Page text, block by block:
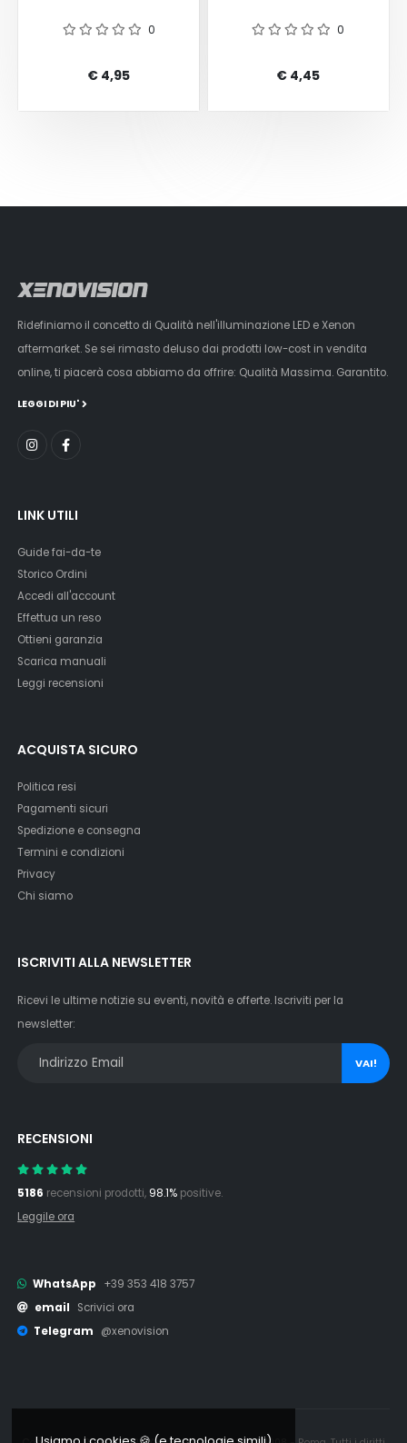
0
€ 4,95
0
€ 4,45
Ridefiniamo il concetto di Qualità nell'illuminazione LED e Xenon
aftermarket. Se sei rimasto deluso dai prodotti low-cost in vendita
online, ti piacerà cosa abbiamo da offrire: Qualità Massima. Garantito.
LEGGI DI PIU'
LINK UTILI
Guide fai-da-te
Storico Ordini
Accedi all'account
Effettua un reso
Ottieni garanzia
Scarica manuali
Leggi recensioni
ACQUISTA SICURO
Politica resi
Pagamenti sicuri
Spedizione e consegna
Termini e condizioni
Privacy
Chi siamo
ISCRIVITI ALLA NEWSLETTER
Ricevi le ultime notizie su eventi, novità e offerte. Iscriviti per la
newsletter:
VAI!
RECENSIONI
5186 recensioni prodotti, 98.1% positive.
Leggile ora
WhatsApp
+39 353 418 3757
email
Scrivici ora
Telegram
@xenovision